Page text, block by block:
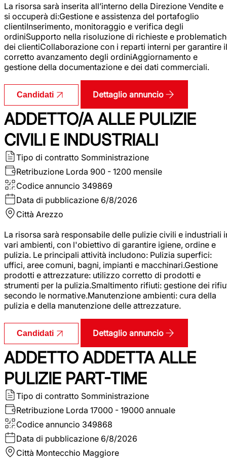
La risorsa sarà inserita all’interno della Direzione Vendite e
si occuperà di:Gestione e assistenza del portafoglio
clientiInserimento, monitoraggio e verifica degli
ordiniSupporto nella risoluzione di richieste e
dei clientiCollaborazione con i reparti interni per garantire il
corretto avanzamento degli ordiniAggiornamento e
gestione della documentazione e dei dati commerciali.
Candidati Dettaglio annuncio
ADDETTO/A ALLE PULIZIE
CIVILI E INDUSTRIALI
Tipo di contratto Somministrazione
Retribuzione Lorda 900 - 1200 mensile
Codice annuncio 349869
Data di pubblicazione 6/8/2026
Città Arezzo
La risorsa sarà responsabile delle pulizie civili e industriali
vari ambienti, con l'obiettivo di garantire igiene, ordine e
pulizia. Le principali attività includono: Pulizia superfici:
uffici, aree comuni, bagni, impianti e macchinari.Gestione
prodotti e attrezzature: utilizzo corretto di prodotti e
strumenti per la pulizia.Smaltimento rifiuti: gestione dei
secondo le normative.Manutenzione ambienti: cura della
pulizia e della manutenzione delle attrezzature.
Candidati Dettaglio annuncio
ADDETTO ADDETTA ALLE
PULIZIE PART-TIME
Tipo di contratto Somministrazione
Retribuzione Lorda 17000 - 19000 annuale
Codice annuncio 349868
Data di pubblicazione 6/8/2026
Città Montecchio Maggiore